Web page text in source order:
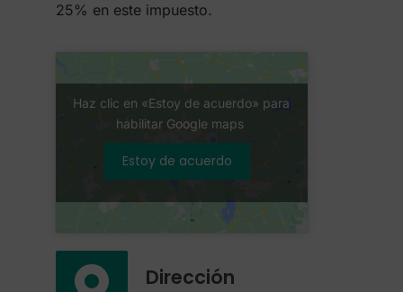
25% en este impuesto.
Haz clic en «Estoy de acuerdo» para
habilitar Google maps
Estoy de acuerdo
Dirección